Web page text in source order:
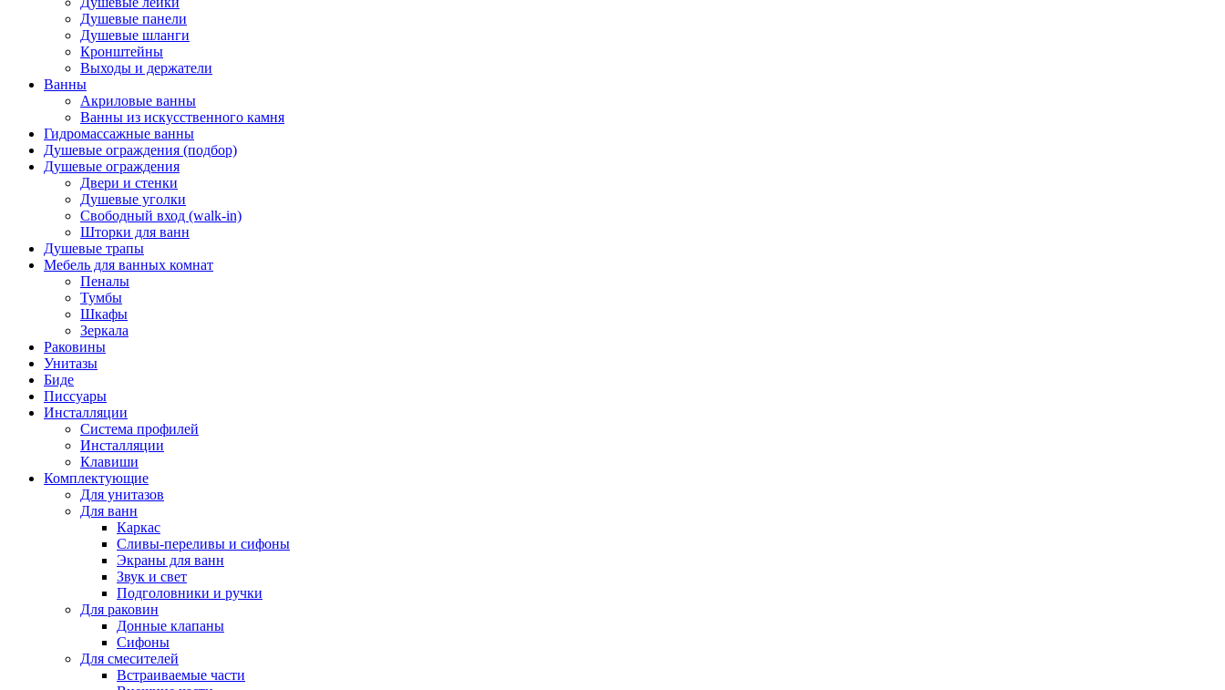
Душевые панели
Душевые шланги
Кронштейны
Выходы и держатели
Ванны
Акриловые ванны
Ванны из искусственного камня
Гидромассажные ванны
Душевые ограждения (подбор)
Душевые ограждения
Двери и стенки
Душевые уголки
Свободный вход (walk-in)
Шторки для ванн
Душевые трапы
Мебель для ванных комнат
Пеналы
Тумбы
Шкафы
Зеркала
Раковины
Унитазы
Биде
Писсуары
Инсталляции
Система профилей
Инсталляции
Клавиши
Комплектующие
Для унитазов
Для ванн
Каркас
Сливы-переливы и сифоны
Экраны для ванн
Звук и свет
Подголовники и ручки
Для раковин
Донные клапаны
Сифоны
Для смесителей
Встраиваемые части